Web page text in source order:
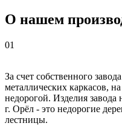
О нашем
01
За счет собственного
металлических каркасов,
недорогой. Изделия
г. Орёл - это недорогие
лестницы.